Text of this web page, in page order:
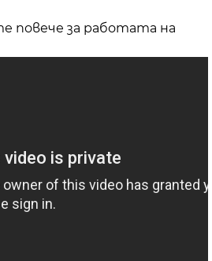
повече за работата на